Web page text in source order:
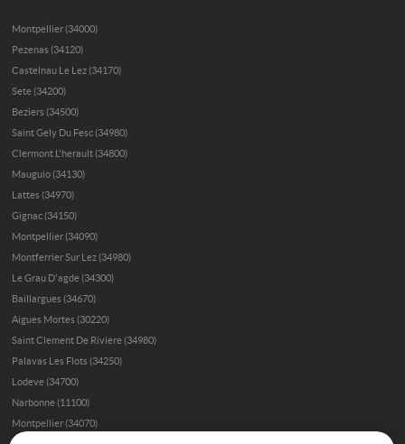
Montpellier (34000)
Pezenas (34120)
Castelnau Le Lez (34170)
Sete (34200)
Beziers (34500)
Saint Gely Du Fesc (34980)
Clermont L'herault (34800)
Mauguio (34130)
Lattes (34970)
Gignac (34150)
Montpellier (34090)
Montferrier Sur Lez (34980)
Le Grau D'agde (34300)
Baillargues (34670)
Aigues Mortes (30220)
Saint Clement De Riviere (34980)
Palavas Les Flots (34250)
Lodeve (34700)
Narbonne (11100)
Montpellier (34070)